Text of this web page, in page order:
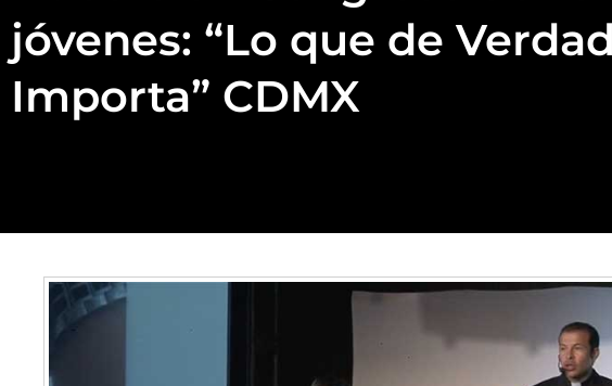
jóvenes: “Lo que de Verdad
Importa” CDMX